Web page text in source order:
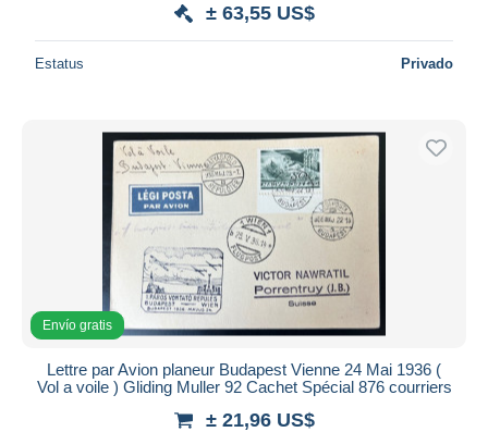
± 63,55 US$
Estatus Privado
Envío gratis
Lettre par Avion planeur Budapest Vienne 24 Mai 1936 (
Vol a voile ) Gliding Muller 92 Cachet Spécial 876 courriers
± 21,96 US$